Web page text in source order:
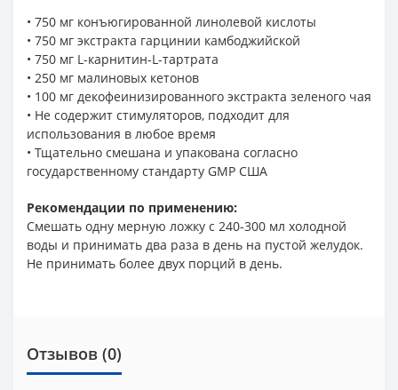
• 750 мг конъюгированной линолевой кислоты
• 750 мг экстракта гарцинии камбоджийской
• 750 мг L-карнитин-L-тартрата
• 250 мг малиновых кетонов
• 100 мг декофеинизированного экстракта зеленого чая
• Не содержит стимуляторов, подходит для
использования в любое время
• Тщательно смешана и упакована согласно
государственному стандарту GMP США
Рекомендации по применению:
Смешать одну мерную ложку с 240-300 мл холодной
воды и принимать два раза в день на пустой желудок.
Не принимать более двух порций в день.
Отзывов (0)